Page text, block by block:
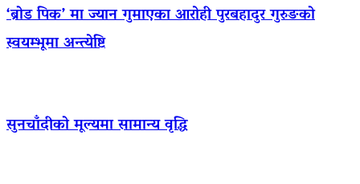
‘ब्रोड पिक’ मा ज्यान गुमाएका आराेही पुरबहादुर गुरुङको
स्वयम्भूमा अन्त्येष्टि
सुनचाँदीको मूल्यमा सामान्य वृद्धि